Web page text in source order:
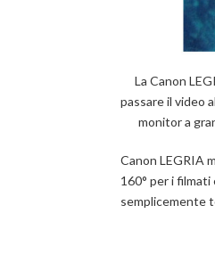
La Canon
passare il video
monitor a
Canon LEGRIA
160° per i
semplicemente